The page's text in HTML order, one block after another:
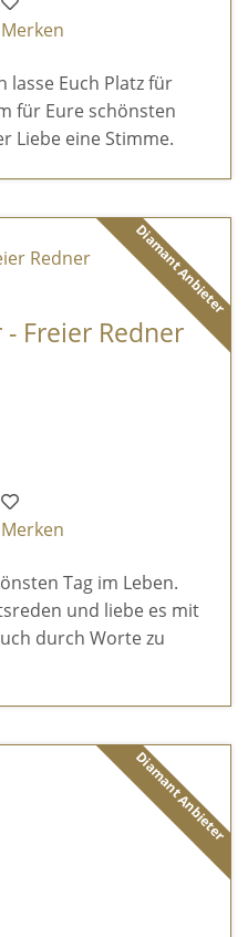
Merken
lasse Euch Platz für
für Eure schönsten
Liebe eine Stimme.
Diamant Anbieter
Freier Redner
Merken
Tag im Leben.
und liebe es mit
durch Worte zu
Diamant Anbieter